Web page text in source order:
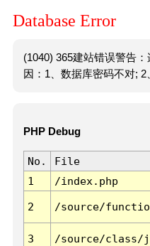
Database Error
(1040) 365建站错误警告
因：1、数据库密码不对; 2
PHP Debug
No. File
1
/index.php
2 /source/
3 /source/class/